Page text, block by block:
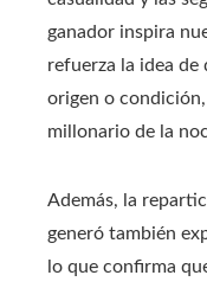
ganador inspira
refuerza la idea
origen o
millonario de la
Además, la
generó también
lo que confirma